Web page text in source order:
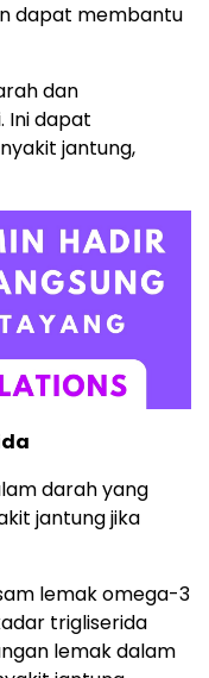
dapat membantu
dan
Ini dapat
jantung,
darah yang
jantung jika
lemak omega-3
trigliserida
lemak dalam